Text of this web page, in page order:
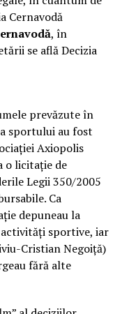
Cernavodă
, în
se află Decizia
prevăzute în
sportului au fost
Axiopolis
o licitație de
Legii 350/2005
Ca
depuneau la
sportive, iar
Cristian Negoiță)
fără alte